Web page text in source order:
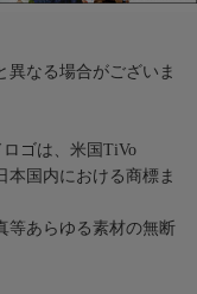
異なる場合がございま
ゴは、米国TiVo
本国内における商標ま
等あらゆる素材の無断